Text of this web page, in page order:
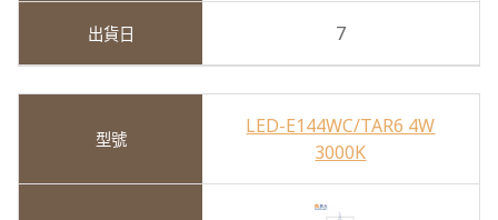
7
LED-E144WC/TAR6 4W
3000K